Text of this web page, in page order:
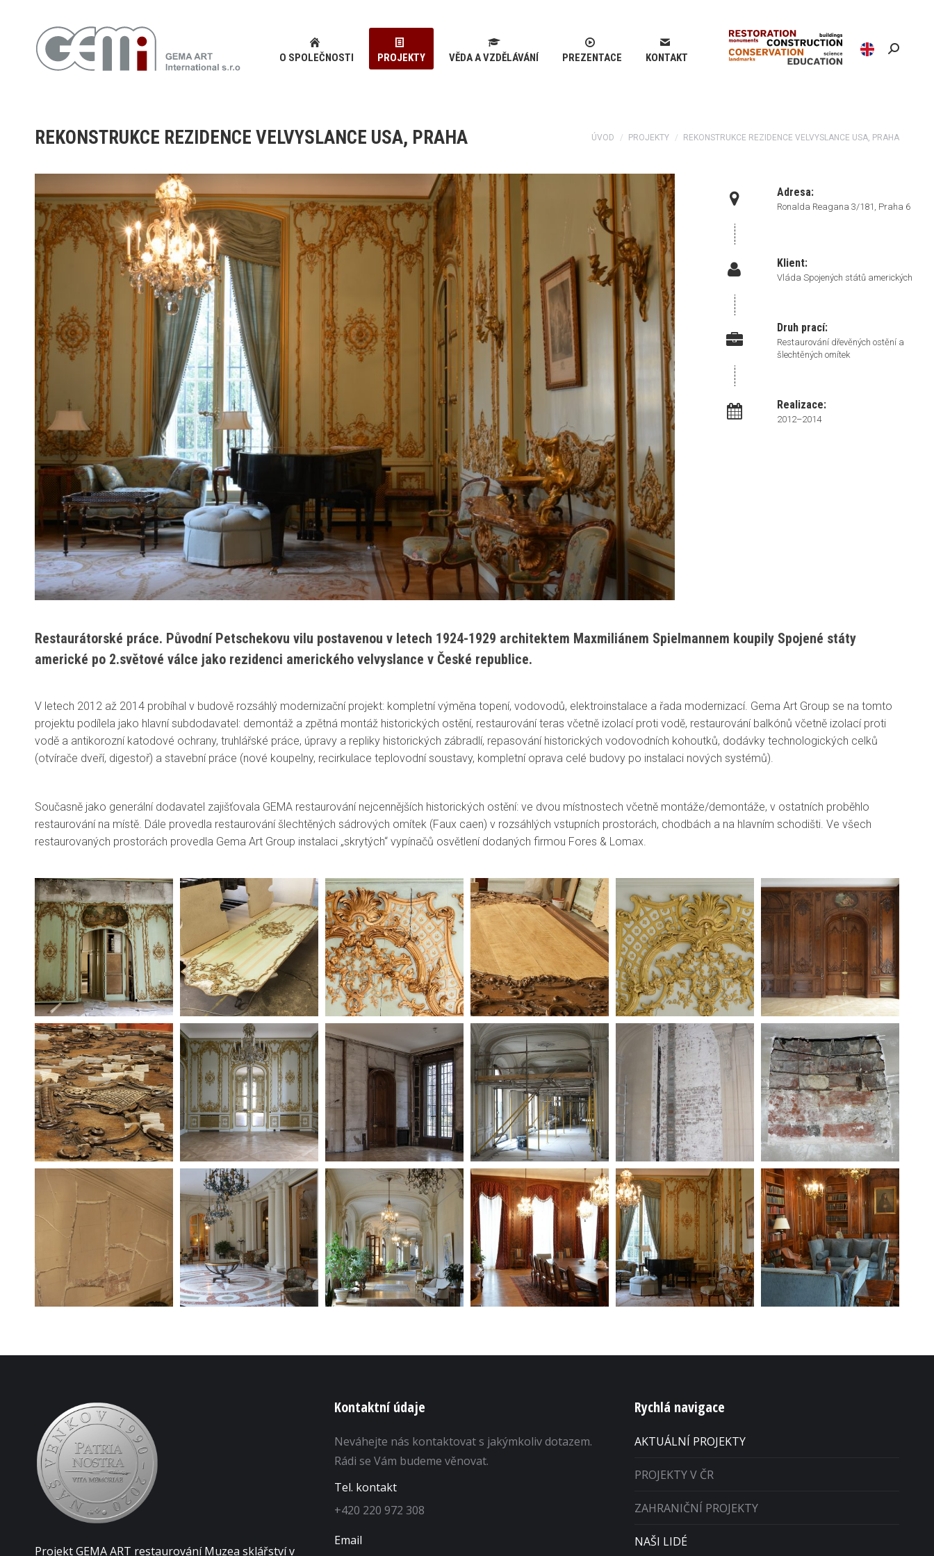
O SPOLEČNOSTI PROJEKTY VĚDA A VZDĚLÁVÁNÍ PREZENTACE KONTAKT Search:
REKONSTRUKCE REZIDENCE VELVYSLANCE USA, PRAHA You are here:
ÚVOD PROJEKTY REKONSTRUKCE REZIDENCE VELVYSLANCE USA, PRAHA
Adresa:
Ronalda Reagana 3/181, Praha 6
Klient:
Vláda Spojených států amerických
Druh prací:
Restaurování dřevěných ostění a
šlechtěných omítek
Realizace:
2012–2014
Restaurátorské práce. Původní Petschekovu vilu postavenou v letech 1924-1929 architektem Maxmiliánem Spielmannem koupily Spojené státy
americké po 2.světové válce jako rezidenci amerického velvyslance v České republice.
V letech 2012 až 2014 probíhal v budově rozsáhlý modernizační projekt: kompletní výměna topení, vodovodů, elektroinstalace a řada modernizací. Gema Art Group se na tomto
projektu podílela jako hlavní subdodavatel: demontáž a zpětná montáž historických ostění, restaurování teras včetně izolací proti vodě, restaurování balkónů včetně izolací proti
vodě a antikorozní katodové ochrany, truhlářské práce, úpravy a repliky historických zábradlí, repasování historických vodovodních kohoutků, dodávky technologických celků
(otvírače dveří, digestoř) a stavební práce (nové koupelny, recirkulace teplovodní soustavy, kompletní oprava celé budovy po instalaci nových systémů).
Současně jako generální dodavatel zajišťovala GEMA restaurování nejcennějších historických ostění: ve dvou místnostech včetně montáže/demontáže, v ostatních proběhlo
restaurování na místě. Dále provedla restaurování šlechtěných sádrových omítek (Faux caen) v rozsáhlých vstupních prostorách, chodbách a na hlavním schodišti. Ve všech
restaurovaných prostorách provedla Gema Art Group instalaci „skrytých“ vypínačů osvětlení dodaných firmou Fores & Lomax.
Projekt GEMA ART restaurování Muzea sklářství v
Kontaktní údaje
Neváhejte nás kontaktovat s jakýmkoliv dotazem.
Rádi se Vám budeme věnovat.
Tel. kontakt
+420 220 972 308
Email
Rychlá navigace
AKTUÁLNÍ PROJEKTY
PROJEKTY V ČR
ZAHRANIČNÍ PROJEKTY
NAŠI LIDÉ